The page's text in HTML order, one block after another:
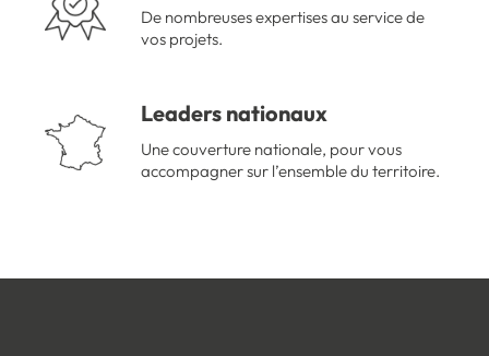
De nombreuses expertises au service de
vos projets.
Leaders nationaux
Une couverture nationale, pour vous
accompagner sur l’ensemble du territoire.